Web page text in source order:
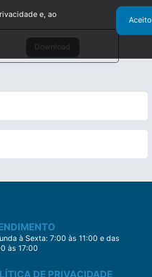
Download
à Sexta: 7:00 às 11:00 e das
às 17:00
DE PRIVACIDADE
e, ao
Aceito